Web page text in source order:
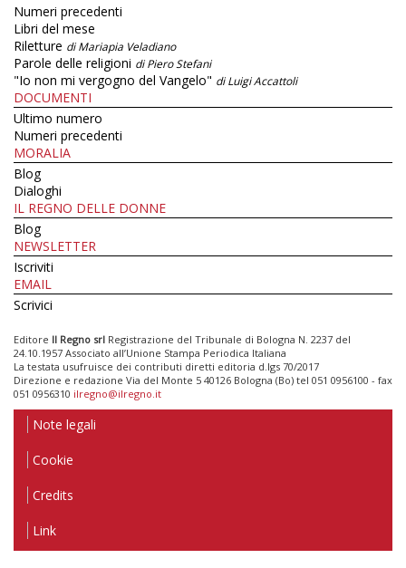
Numeri precedenti
Libri del mese
Riletture di Mariapia Veladiano
Parole delle religioni di Piero Stefani
"Io non mi vergogno del Vangelo" di Luigi Accattoli
DOCUMENTI
Ultimo numero
Numeri precedenti
MORALIA
Blog
Dialoghi
IL REGNO DELLE DONNE
Blog
NEWSLETTER
Iscriviti
EMAIL
Scrivici
Editore Il Regno srl Registrazione del Tribunale di Bologna N. 2237 del
24.10.1957 Associato all’Unione Stampa Periodica Italiana
La testata usufruisce dei contributi diretti editoria d.lgs 70/2017
Direzione e redazione Via del Monte 5 40126 Bologna (Bo) tel 051 0956100 - fax
051 0956310 ilregno@ilregno.it
Note legali
Cookie
Credits
Link